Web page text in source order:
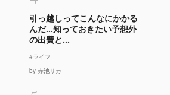
引っ越しってこんなにかかる
んだ…知っておきたい予想外
の出費と...
#ライフ
by 赤池リカ